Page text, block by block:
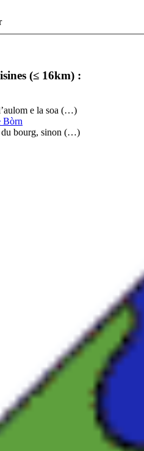
(≤ 16km) :
e la soa (…)
Bòrn
du bourg, sinon (…)